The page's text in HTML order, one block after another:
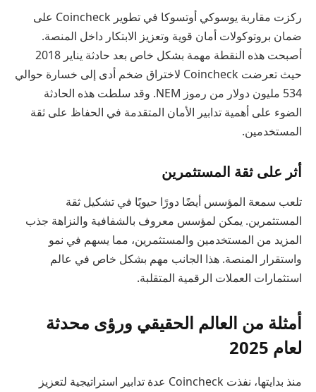
ركزت مقاربة يوسوكي أوتسوكا في تطوير Coincheck على
ضمان بروتوكولات أمان قوية وتعزيز الابتكار داخل المنصة.
أصبحت هذه النقطة مهمة بشكل خاص بعد حادثة يناير 2018
حيث تعرضت Coincheck لاختراق ضخم أدى إلى خسارة حوالي
534 مليون دولار من رموز NEM. وقد سلطت هذه الحادثة
الضوء على أهمية تدابير الأمان المتقدمة في الحفاظ على ثقة
المستخدمين.
أثر على ثقة المستثمرين
تلعب سمعة المؤسس أيضًا دورًا حيويًا في تشكيل ثقة
المستثمرين. يمكن لمؤسس معروف بالشفافية والنزاهة جذب
المزيد من المستخدمين والمستثمرين، مما يسهم في نمو
واستقرار المنصة. هذا الجانب مهم بشكل خاص في عالم
استثمارات العملات الرقمية المتقلبة.
أمثلة من العالم الحقيقي ورؤى محدثة
لعام 2025
منذ بدايتها، نفذت Coincheck عدة تدابير استراتيجية لتعزيز